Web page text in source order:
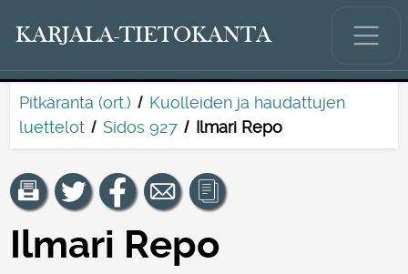
KARJALA-TIETOKANTA
Pitkäranta (ort.)
Kuolleiden ja haudattujen
luettelot
Sidos 927 Ilmari Repo
Ilmari Repo